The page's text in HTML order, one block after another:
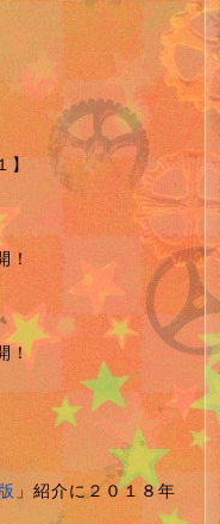
！
！
」紹介に２０１８年